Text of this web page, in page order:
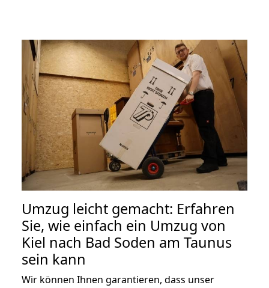
Umzug leicht gemacht: Erfahren
Sie, wie einfach ein Umzug von
Kiel nach Bad Soden am Taunus
sein kann
Wir können Ihnen garantieren, dass unser